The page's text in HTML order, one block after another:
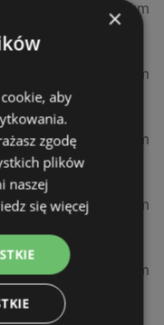
0,23 km
0,84 km
1,87 km
2,77 km
12,39 km
×
aby
zgodę
plików
naszej
się więcej